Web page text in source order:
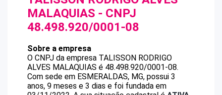
MALAQUIAS - CNPJ
48.498.920/0001-08
Sobre a empresa
O CNPJ da empresa TALISSON RODRIGO
ALVES MALAQUIAS é 48.498.920/0001-08.
Com sede em ESMERALDAS, MG, possui 3
anos, 9 meses e 3 dias e foi fundada em